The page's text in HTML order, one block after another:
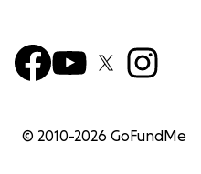
© 2010-2026 GoFundMe